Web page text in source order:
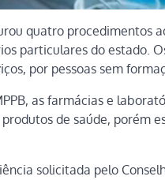
quatro procedimentos
particulares do estado.
por pessoas sem
as farmácias e
de saúde, porém
solicitada pelo